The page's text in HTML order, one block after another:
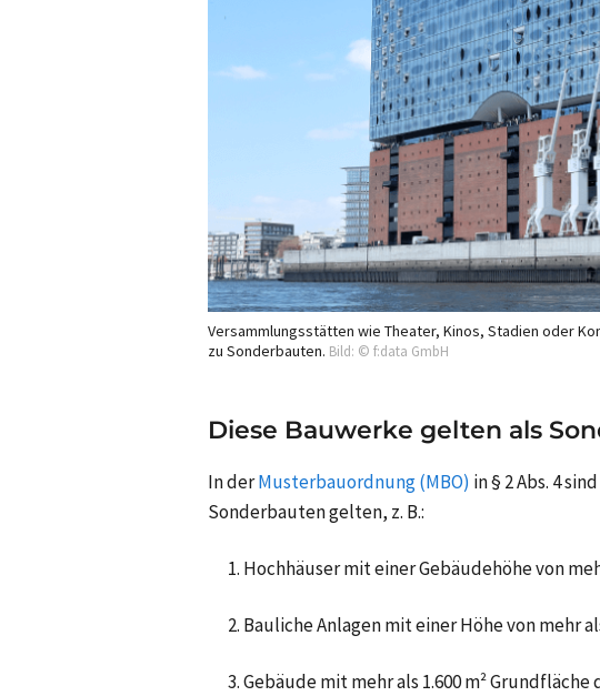
Versammlungsstätten wie Theater, Kinos, Stadien oder
zu Sonderbauten. Bild: © f:data GmbH
Diese Bauwerke gelten als
In derMusterbauordnung (MBO) in § 2 Abs. 4
Sonderbauten gelten, z. B.:
Hochhäuser mit einer Gebäudehöhe von
Bauliche Anlagen mit einer Höhe von mehr
Gebäude mit mehr als 1.600 m²